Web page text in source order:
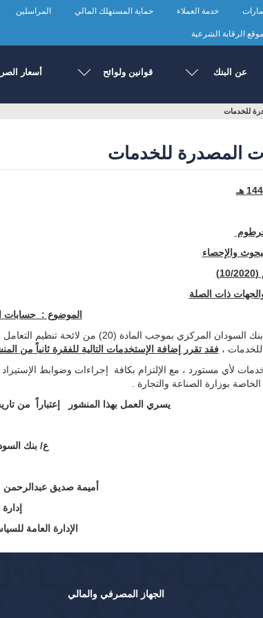
خدمة العملاء حماية المستهلك المالي المراسلين
موقع الرقابة الشرعية
عن البنك قوانين ولوائح أسعار
للخدمات
المصدرة للخدمات
والإحصاء
ذات الصلة
الموضوع : حسابات
، فقد تقرر إضافة الإستخدمات التالية للفقرة ثانياً من
لأي مستورد ، مع الإلتزام بكافة إجراءات وضوابط الإستيراد
بوزارة الصناعة والتجارة .
يسري العمل بهذا المنشور إعتباراً من تاريخه
ع/ بنك
أميمة صديق
الإدارة العامة
الجهاز المصرفي والمالي